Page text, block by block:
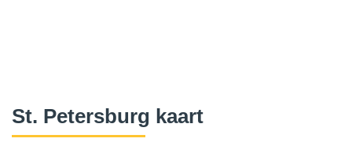
St. Petersburg kaart